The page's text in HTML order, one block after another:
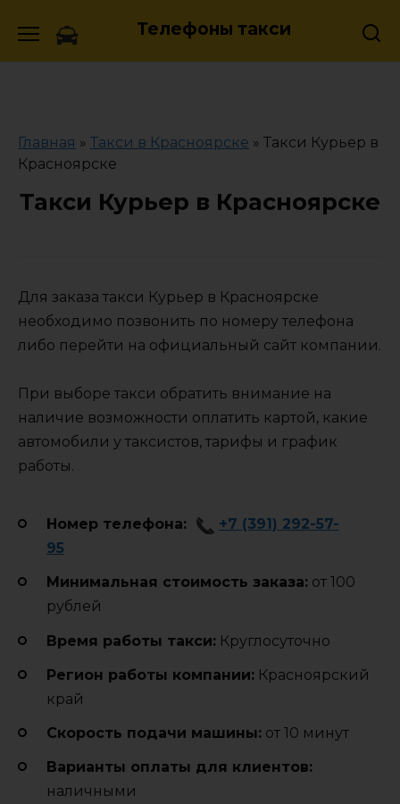
Телефоны такси
Главная » Такси в Красноярске » Такси Курьер в
Красноярске
Такси Курьер в Красноярске
Для заказа такси Курьер в Красноярске
необходимо позвонить по номеру телефона
либо перейти на официальный сайт компании.
При выборе такси обратить внимание на
наличие возможности оплатить картой, какие
автомобили у таксистов, тарифы и график
работы.
Номер телефона:
+7 (391) 292-57-
95
Минимальная стоимость заказа: от 100
рублей
Время работы такси: Круглосуточно
Регион работы компании: Красноярский
край
Cкорость подачи машины: от 10 минут
Варианты оплаты для клиентов:
наличными